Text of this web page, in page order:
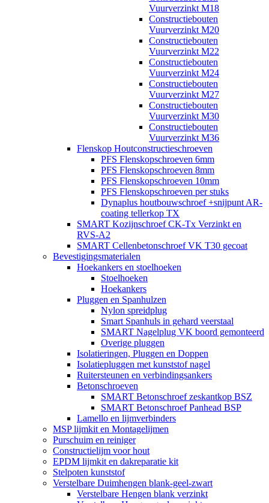
Vuurverzinkt M18
Constructiebouten
Vuurverzinkt M20
Constructiebouten
Vuurverzinkt M22
Constructiebouten
Vuurverzinkt M24
Constructiebouten
Vuurverzinkt M27
Constructiebouten
Vuurverzinkt M30
Constructiebouten
Vuurverzinkt M36
Flenskop Houtconstructieschroeven
PFS Flenskopschroeven 6mm
PFS Flenskopschroeven 8mm
PFS Flenskopschroeven 10mm
PFS Flenskopschroeven per stuks
Dynaplus houtbouwschroef +snijpunt AR-
coating tellerkop TX
SMART Kozijnschroef CK-Tx Verzinkt en
RVS-A2
SMART Cellenbetonschroef VK T30 gecoat
Bevestigingsmaterialen
Hoekankers en stoelhoeken
Stoelhoeken
Hoekankers
Pluggen en Spanhulzen
Nylon spreidplug
Smart Spanhuls in gehard veerstaal
SMART Nagelplug VK boord gemonteerd
Overige pluggen
Isolatieringen, Pluggen en Doppen
Isolatiepluggen met kunststof nagel
Ruitersteunen en verbindingsankers
Betonschroeven
SMART Betonschroef zeskantkop BSZ
SMART Betonschroef Panhead BSP
Lamello en lijmverbinders
MSP lijmkit en Montagelijmen
Purschuim en reiniger
Constructielijm voor hout
EPDM lijmkit en dakreparatie kit
Stelpoten kunststof
Verstelbare Duimhengen blank-geel-zwart
Verstelbare Hengen blank verzinkt